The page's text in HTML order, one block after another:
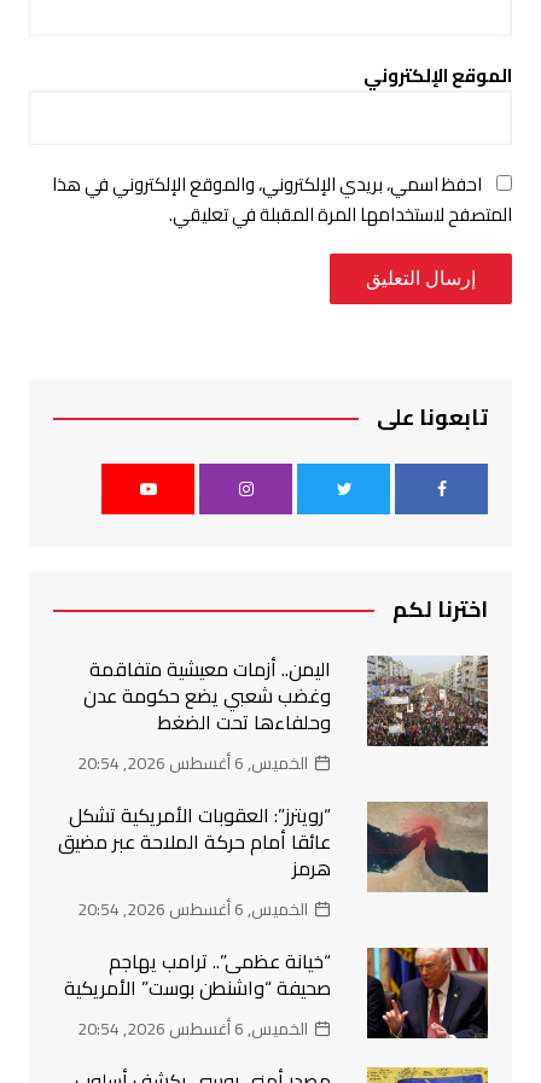
الموقع الإلكتروني
احفظ اسمي، بريدي الإلكتروني، والموقع الإلكتروني في هذا
المتصفح لاستخدامها المرة المقبلة في تعليقي.
تابعونا على
اخترنا لكم
اليمن.. أزمات معيشية متفاقمة
وغضب شعبي يضع حكومة عدن
وحلفاءها تحت الضغط
الخميس, 6 أغسطس 2026, 20:54
“رويترز”: العقوبات الأمريكية تشكل
عائقا أمام حركة الملاحة عبر مضيق
هرمز
الخميس, 6 أغسطس 2026, 20:54
“خيانة عظمى”.. ترامب يهاجم
صحيفة “واشنطن بوست” الأمريكية
الخميس, 6 أغسطس 2026, 20:54